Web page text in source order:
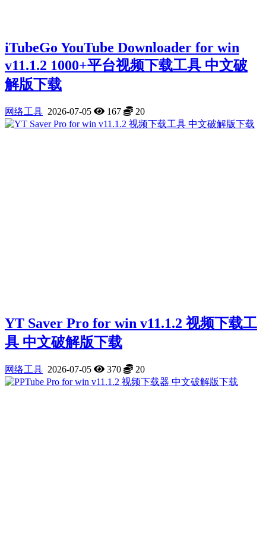
iTubeGo YouTube Downloader for win
v11.1.2 1000+平台视频下载工具 中文破
解版下载
网络工具 2026-07-05 167 20
YT Saver Pro for win v11.1.2 视频下载工
具 中文破解版下载
网络工具 2026-07-05 370 20